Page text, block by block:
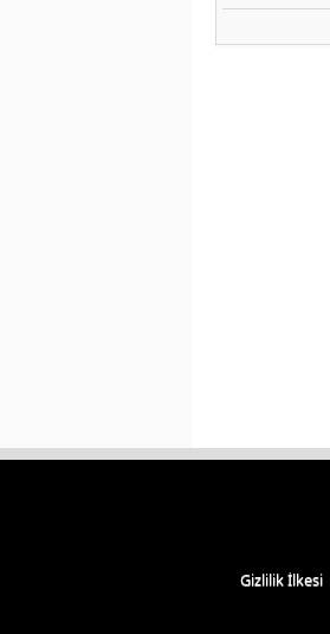
Gizlilik İlkesi